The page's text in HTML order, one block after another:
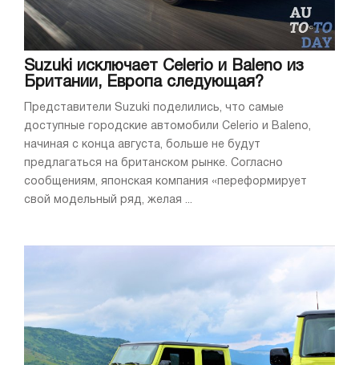
Suzuki исключает Celerio и Baleno из
Британии, Европа следующая?
Представители Suzuki поделились, что самые
доступные городские автомобили Celerio и Baleno,
начиная с конца августа, больше не будут
предлагаться на британском рынке. Согласно
сообщениям, японская компания «переформирует
свой модельный ряд, желая ...